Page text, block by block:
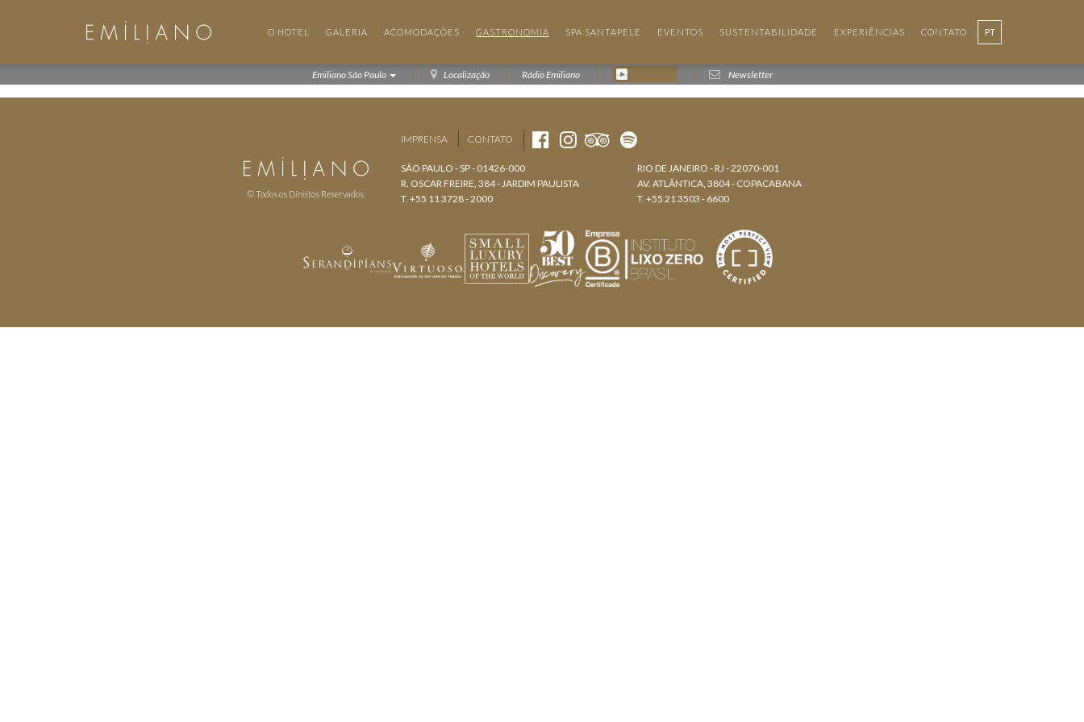
O HOTEL GALERIA ACOMODAÇÕES GASTRONOMIA SPA SANTAPELE EVENTOS SUSTENTABILIDADE EXPERIÊNCIAS CONTATO PT
Emiliano São Paulo Localização Rádio Emiliano Newsletter
© Todos os Direitos Reservados.
IMPRENSA CONTATO
SÃO PAULO - SP - 01426-000
R. OSCAR FREIRE, 384 - JARDIM PAULISTA
T. +55 11 3728 - 2000
RIO DE JANEIRO - RJ - 22070-001
AV. ATLÂNTICA, 3804 - COPACABANA
T. +55 21 3503 - 6600